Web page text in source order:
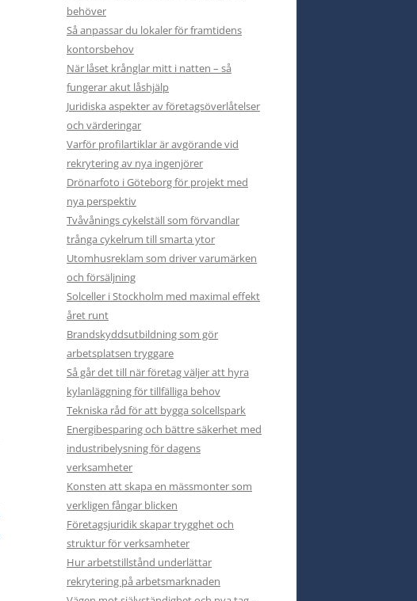
behöver
Så anpassar du lokaler för framtidens
kontorsbehov
När låset krånglar mitt i natten – så
fungerar akut låshjälp
Juridiska aspekter av företagsöverlåtelser
och värderingar
Varför profilartiklar är avgörande vid
rekrytering av nya ingenjörer
Drönarfoto i Göteborg för projekt med
nya perspektiv
Tvåvånings cykelställ som förvandlar
trånga cykelrum till smarta ytor
Utomhusreklam som driver varumärken
och försäljning
Solceller i Stockholm med maximal effekt
året runt
Brandskyddsutbildning som gör
arbetsplatsen tryggare
Så går det till när företag väljer att hyra
kylanläggning för tillfälliga behov
Tekniska råd för att bygga solcellspark
Energibesparing och bättre säkerhet med
industribelysning för dagens
verksamheter
Konsten att skapa en mässmonter som
verkligen fångar blicken
Företagsjuridik skapar trygghet och
struktur för verksamheter
Hur arbetstillstånd underlättar
rekrytering på arbetsmarknaden